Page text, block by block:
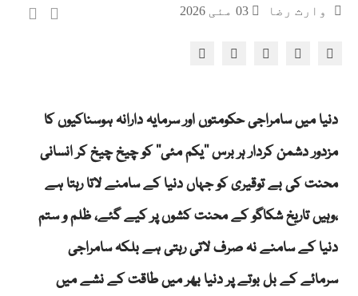
وارث رضا
دنیا میں سامراجی حکومتوں اور سرمایہ دارانہ ہوسناکیوں کا
مزدور دشمن کردار ہر برس ’’یکم مئی‘‘ کو چیخ چیخ کر انسانی
محنت کی بے توقیری کو جہاں دنیا کے سامنے لاتا رہتا ہے
،وہیں تاریخ شکاگو کے محنت کشوں پر کیے گئے، ظلم و ستم
دنیا کے سامنے نہ صرف لاتی رہتی ہے بلکہ سامراجی
سرمائے کے بل بوتے پر دنیا بھر میں طاقت کے نشے میں